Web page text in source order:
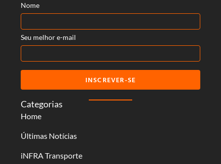
Categorias
Home
Últimas Notícias
iNFRA Transporte
Nome
Seu melhor e-mail
INSCREVER-SE